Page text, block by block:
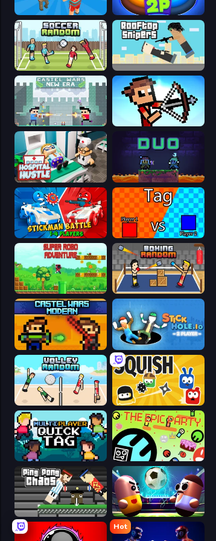
Smash Block Arena Ragdoll Arena 2 Player
Soccer Random Rooftop Snipers
Castle Wars: New Era Stick Archers Battle
Hospital Hustle Duo
Stickman battle 1-4 Players 2 Player Tag
Super Robo - Adventure Boxing Random
Castle Wars: Modern Stickhole.io
Volley Random Squish
Multiplayer Quick Tag The Epic Party
Ping Pong Chaos Pill Soccer
Hot